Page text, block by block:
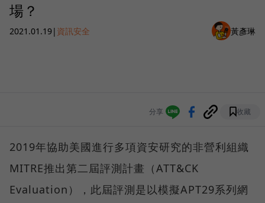
場？
2021.01.19| 資訊安全 黃彥琳
分享 收藏
2019年協助美國進行多項資安研究的非營利組織
MITRE推出第二屆評測計畫（ATT&CK
Evaluation），此屆評測是以模擬APT29系列網